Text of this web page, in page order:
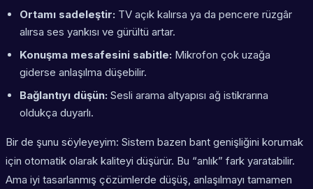
Ortamı sadeleştir: TV açık kalırsa ya da pencere rüzgâr
alırsa ses yankısı ve gürültü artar.
Konuşma mesafesini sabitle: Mikrofon çok uzağa
giderse anlaşılma düşebilir.
Bağlantıyı düşün: Sesli arama altyapısı ağ istikrarına
oldukça duyarlı.
Bir de şunu söyleyeyim: Sistem bazen bant genişliğini korumak
için otomatik olarak kaliteyi düşürür. Bu “anlık” fark yaratabilir.
Ama iyi tasarlanmış çözümlerde düşüş, anlaşılmayı tamamen